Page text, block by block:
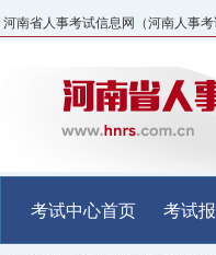
河南省人事考试信息网（河南人事
考试中心首页 考试